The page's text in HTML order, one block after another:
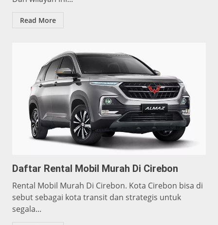
Read More
Daftar Rental Mobil Murah Di Cirebon
Rental Mobil Murah Di Cirebon. Kota Cirebon bisa di
sebut sebagai kota transit dan strategis untuk
segala...